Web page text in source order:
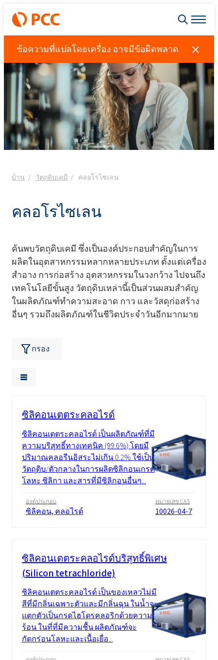
ข้อความที่แปลโดยเครื่อง อาจมีข้อผิดพลาด
บ้าน วัตถุดิบเคมี คลอโรไซเลน
คลอโรไซเลน
ค้นพบวัตถุดิบเคมี ซึ่งเป็นองค์ประกอบสำคัญในการ
ผลิตในอุตสาหกรรมหลากหลายประเภท ตั้งแต่เครื่อง
สำอาง การก่อสร้าง อุตสาหกรรมในวงกว้าง ไปจนถึง
เทคโนโลยีขั้นสูง วัตถุดิบเหล่านี้เป็นส่วนผสมสำคัญ
ในผลิตภัณฑ์ทำความสะอาด กาว และวัสดุก่อสร้าง
อื่นๆ รวมถึงผลิตภัณฑ์ในชีวิตประจำวันอีกมากมาย
กรอง
ซิลิคอนเตตระคลอไรด์
ซิลิคอนเตตระคลอไรด์ เป็นผลิตภัณฑ์ที่มี
ความบริสุทธิ์ทางเทคนิค (99.6%) โดยมี
ปริมาณคลอรีนอิสระไม่เกิน 0.2% ใช้เป็น
วัตถุดิบ/ตัวกลางในการผลิตซิลิกอนเกรด
โลหะ ซิลิกา และสารที่มีซิลิกอนอื่นๆ...
องค์ประกอบ
ซิลิคอน, คลอไรด์
หมายเลข CAS
10026-04-7
ซิลิคอนเตตระคลอไรด์บริสุทธิ์พิเศษ
(Silicon tetrachloride)
ซิลิคอนเตตระคลอไรด์ เป็นของเหลวไม่มี
สีที่มีกลิ่นเฉพาะตัวและมีกลิ่นฉุน ในน้ำจะ
แตกตัวเป็นกรดไฮโดรคลอริกด้วยความ
ร้อน ในที่ที่มีความชื้น ผลิตภัณฑ์จะ
กัดกร่อนโลหะและเนื้อเยื่อ...